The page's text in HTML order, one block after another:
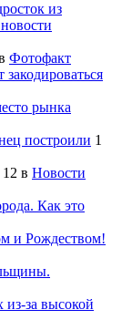
из
Фотофакт
рынка
построили 1
12 в Новости
Как это
и Рождеством!
за высокой